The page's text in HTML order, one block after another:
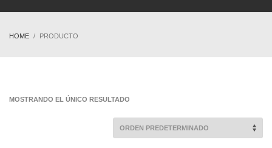
HOME PRODUCTO
MOSTRANDO EL ÚNICO RESULTADO